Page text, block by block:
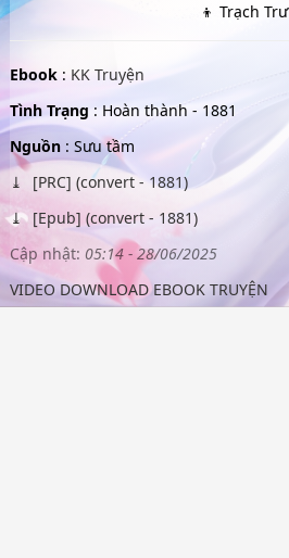
👦 Trạch Trư
Ebook : KK Truyện
Tình Trạng : Hoàn thành - 1881
Nguồn: Sưu tầm
[PRC] (convert - 1881)
[Epub] (convert - 1881)
Cập nhật: 05:14 - 28/06/2025
VIDEO DOWNLOAD EBOOK TRUYỆN